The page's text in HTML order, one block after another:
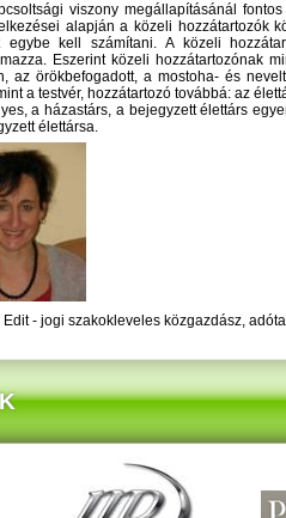
viszony megállapításánál
alapján a közeli hozzátartozók
egybe kell számítani. A közeli
Eszerint közeli hozzátartozónak
az örökbefogadott, a mostoha- és
a testvér, hozzátartozó továbbá: az
a házastárs, a bejegyzett élettárs
élettársa.
Edit - jogi szakokleveles közgazdász,